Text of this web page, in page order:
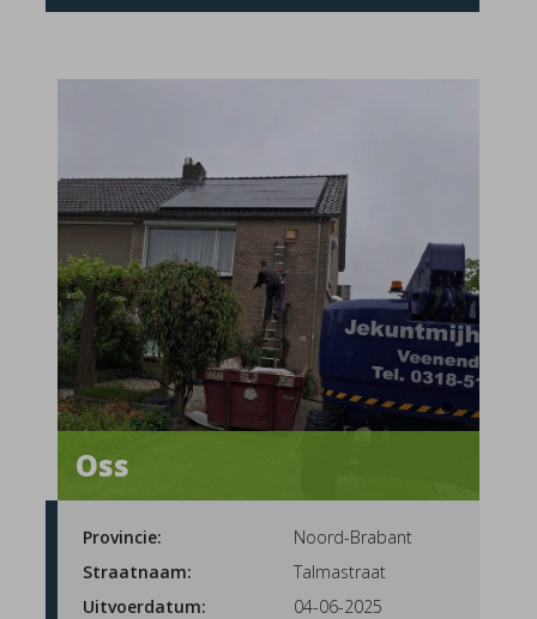
Oss
Provincie:
Noord-Brabant
Straatnaam:
Talmastraat
Uitvoerdatum:
04-06-2025